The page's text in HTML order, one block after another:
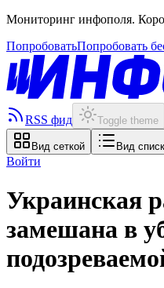
Мониторинг инфополя.
ПопробоватьПопробовать
RSS фид Toggle theme
Вид сеткой Вид
Войти
Украинская
замешана в